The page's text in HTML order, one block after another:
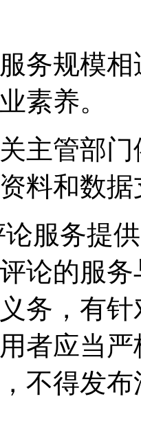
服务规模
素养。
关主管部
料和数
服务提
论的服
务，有
者应当
不得发